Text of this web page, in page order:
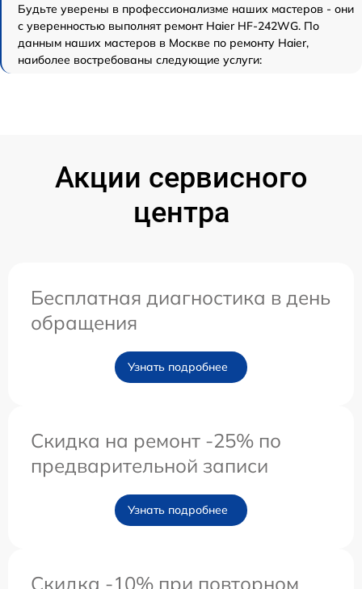
Будьте уверены в профессионализме наших мастеров - они
с уверенностью выполнят ремонт Haier HF-242WG. По
данным наших мастеров в Москве по ремонту Haier,
наиболее востребованы следующие услуги:
Акции сервисного
центра
Бесплатная диагностика в день
обращения
Узнать подробнее
Скидка на ремонт -25% по
предварительной записи
Узнать подробнее
Скидка -10% при повторном